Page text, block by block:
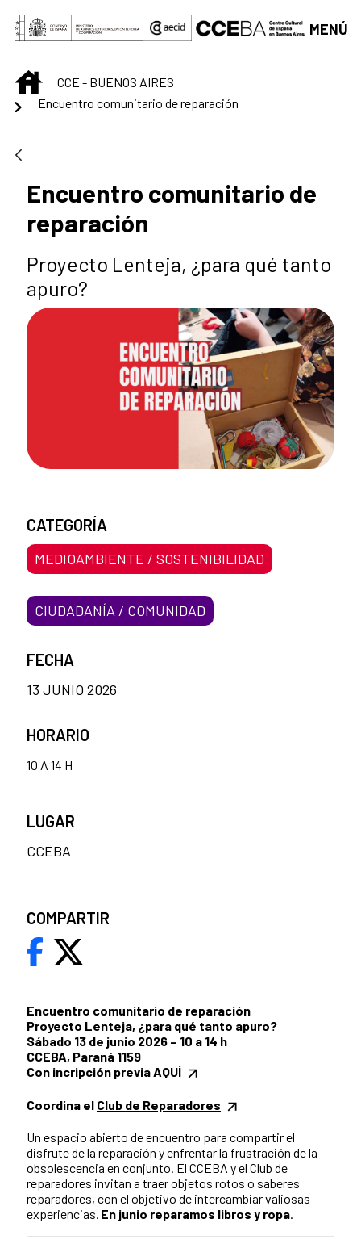
Saltar al contenido principal
MENÚ
INICIOCCE - BUENOS AIRES
Encuentro comunitario de reparación
Encuentro comunitario de
reparación
Proyecto Lenteja, ¿para qué tanto
apuro?
Encuentro comunitario de reparación
Proyecto Lenteja, ¿para qué tanto apuro?
Sábado 13 de junio 2026 – 10 a 14 h
CCEBA, Paraná 1159
Con incripción previaAQUÍ
Coordina el Club de Reparadores
Un espacio abierto de encuentro para compartir el
disfrute de la reparación y enfrentar la frustración de la
obsolescencia en conjunto. El CCEBA y el Club de
reparadores invitan a traer objetos rotos o saberes
reparadores, con el objetivo de intercambiar valiosas
experiencias. En junio reparamos libros y ropa.
CATEGORÍA
MEDIOAMBIENTE / SOSTENIBILIDAD
CIUDADANÍA / COMUNIDAD
FECHA
13 JUNIO 2026
HORARIO
10 A 14 H
LUGAR
CCEBA
COMPARTIR